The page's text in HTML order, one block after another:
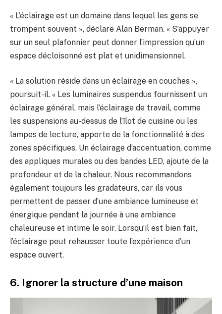
« L’éclairage est un domaine dans lequel les gens se
trompent souvent », déclare Alan Berman. « S’appuyer
sur un seul plafonnier peut donner l’impression qu’un
espace décloisonné est plat et unidimensionnel.
« La solution réside dans un éclairage en couches »,
poursuit-il. « Les luminaires suspendus fournissent un
éclairage général, mais l’éclairage de travail, comme
les suspensions au-dessus de l’îlot de cuisine ou les
lampes de lecture, apporte de la fonctionnalité à des
zones spécifiques. Un éclairage d’accentuation, comme
des appliques murales ou des bandes LED, ajoute de la
profondeur et de la chaleur. Nous recommandons
également toujours les gradateurs, car ils vous
permettent de passer d’une ambiance lumineuse et
énergique pendant la journée à une ambiance
chaleureuse et intime le soir. Lorsqu’il est bien fait,
l’éclairage peut rehausser toute l’expérience d’un
espace ouvert.
6. Ignorer la structure d’une maison